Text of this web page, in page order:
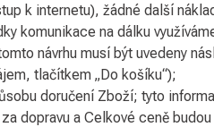
k internetu), žádné další
komunikace na dálku
návrhu musí být uvedeny
tlačítkem „Do košíku“);
doručení Zboží; tyto
dopravu a Celkové ceně